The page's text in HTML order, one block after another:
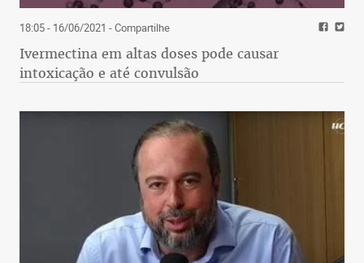
18:05 - 16/06/2021 - Compartilhe
Ivermectina em altas doses pode causar
intoxicação e até convulsão